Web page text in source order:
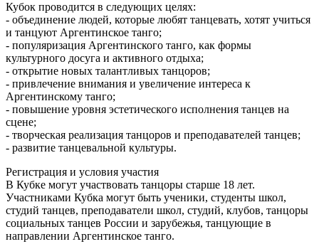
Кубок проводится в следующих целях:
- объединение людей, которые любят танцевать, хотят учиться
и танцуют Аргентинское танго;
- популяризация Аргентинского танго, как формы
культурного досуга и активного отдыха;
- открытие новых талантливых танцоров;
- привлечение внимания и увеличение интереса к
Аргентинскому танго;
- повышение уровня эстетического исполнения танцев на
сцене;
- творческая реализация танцоров и преподавателей танцев;
- развитие танцевальной культуры.
Регистрация и условия участия
В Кубке могут участвовать танцоры старше 18 лет.
Участниками Кубка могут быть ученики, студенты школ,
студий танцев, преподаватели школ, студий, клубов, танцоры
социальных танцев России и зарубежья, танцующие в
направлении Аргентинское танго.